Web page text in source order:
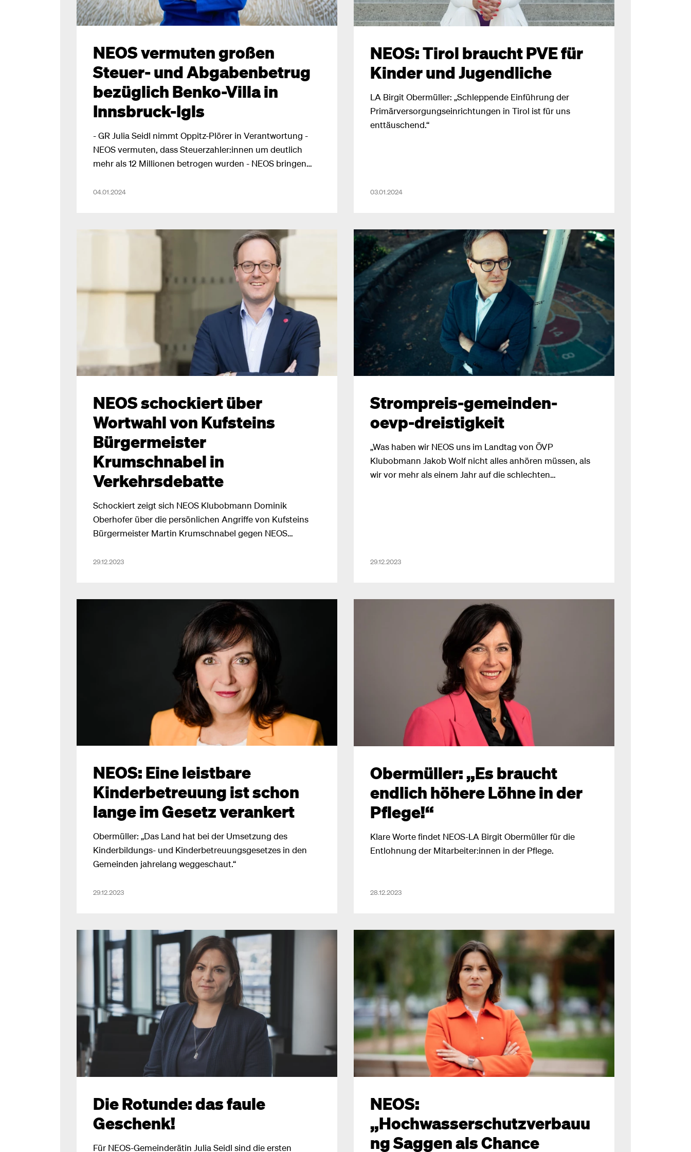
NEOS vermuten großen
Steuer- und Abgabenbetrug
bezüglich Benko-Villa in
Innsbruck-Igls
- GR Julia Seidl nimmt Oppitz-Plörer in Verantwortung -
NEOS vermuten, dass Steuerzahler:innen um deutlich
mehr als 12 Millionen betrogen wurden - NEOS bringen
04.01.2024
NEOS: Tirol braucht PVE für
Kinder und Jugendliche
LA Birgit Obermüller: „Schleppende Einführung der
Primärversorgungseinrichtungen in Tirol ist für uns
enttäuschend.“
03.01.2024
NEOS schockiert über
Wortwahl von Kufsteins
Bürgermeister
Krumschnabel in
Verkehrsdebatte
Schockiert zeigt sich NEOS Klubobmann Dominik
Oberhofer über die persönlichen Angriffe von Kufsteins
Bürgermeister Martin Krumschnabel gegen NEOS
Obermüller.
29.12.2023
Strompreis-gemeinden-
oevp-dreistigkeit
„Was haben wir NEOS uns im Landtag von ÖVP
Klubobmann Jakob Wolf nicht alles anhören müssen, als
wir vor mehr als einem Jahr auf die schlechten
29.12.2023
NEOS: Eine leistbare
Kinderbetreuung ist schon
lange im Gesetz verankert
Obermüller: „Das Land hat bei der Umsetzung des
Kinderbildungs- und Kinderbetreuungsgesetzes in den
Gemeinden jahrelang weggeschaut.“
29.12.2023
Obermüller: „Es braucht
endlich höhere Löhne in der
Pflege!“
Klare Worte findet NEOS-LA Birgit Obermüller für die
Entlohnung der Mitarbeiter:innen in der Pflege.
28.12.2023
Die Rotunde: das faule
Geschenk!
Für NEOS-Gemeinderätin Julia Seidl sind die ersten
NEOS:
„Hochwasserschutzverbauu
ng Saggen als Chance